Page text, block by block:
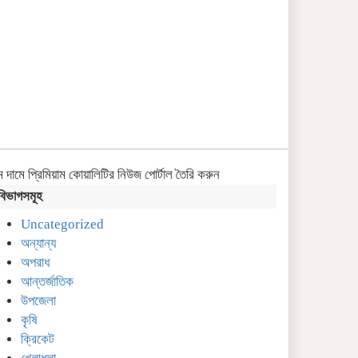
প্রিমিয়াম কোয়ালিটির নিউজ পোর্টাল তৈরি করুন
Uncategorized
অন্যান্য
অপরাধ
আন্তর্জাতিক
উপজেলা
কৃষি
ক্রিকেট